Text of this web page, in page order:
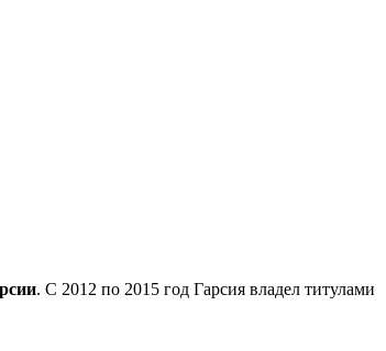
. C 2012 по 2015 год Гарсия владел титулами